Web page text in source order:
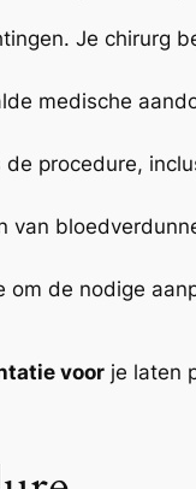
Je chirurg
medische
procedure,
van
de nodige
voor je laten